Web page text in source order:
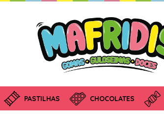
PASTILHAS CHOCOLATES